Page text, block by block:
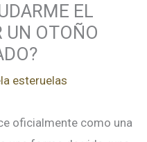
EL
UN OTOÑO
esteruelas
oficialmente como una